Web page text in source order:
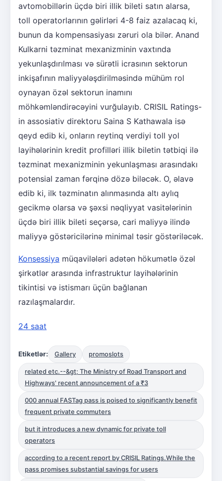
avtomobillərin üçdə biri illik bileti satın alarsa,
toll operatorlarının gəlirləri 4-8 faiz azalacaq ki,
bunun da kompensasiyası zəruri ola bilər. Anand
Kulkarni təzminat mexanizminin vaxtında
yekunlaşdırılması və sürətli icrasının sektorun
inkişafının maliyyələşdirilməsində mühüm rol
oynayan özəl sektorun inamını
möhkəmləndirəcəyini vurğulayıb. CRISIL Ratings-
in assosiativ direktoru Saina S Kathawala isə
qeyd edib ki, onların reytinq verdiyi toll yol
layihələrinin kredit profilləri illik biletin tətbiqi ilə
təzminat mexanizminin yekunlaşması arasındakı
potensial zaman fərqinə dözə biləcək. O, əlavə
edib ki, ilk təzminatın alınmasında altı aylıq
gecikmə olarsa və şəxsi nəqliyyat vasitələrinin
üçdə biri illik bileti seçərsə, cari maliyyə ilində
maliyyə göstəricilərinə minimal təsir göstəriləcək.
Konsessiya müqavilələri adətən hökumətlə özəl
şirkətlər arasında infrastruktur layihələrinin
tikintisi və istismarı üçün bağlanan
razılaşmalardır.
24 saat
Etiketlər: Gallery promoslots
related etc.--&gt; The Ministry of Road Transport and
Highways' recent announcement of a ₹3
000 annual FASTag pass is poised to significantly benefit
frequent private commuters
but it introduces a new dynamic for private toll
operators
according to a recent report by CRISIL Ratings.While the
pass promises substantial savings for users